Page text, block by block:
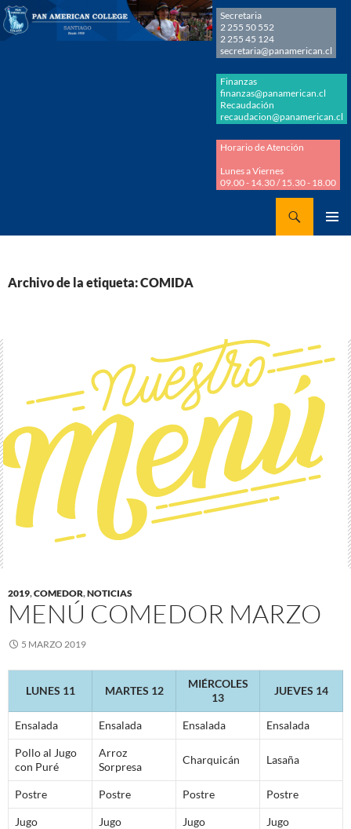
Secretaria
2 255 50 552
2 255 45 124
secretaria@panamerican.cl
Finanzas
finanzas@panamerican.cl
Recaudación
recaudacion@panamerican.cl
Horario de Atención
Lunes a Viernes
09.00 - 14.30 / 15.30 - 18.00
Archivo de la etiqueta: COMIDA
2019,COMEDOR,NOTICIAS
MENÚ COMEDOR MARZO
5 MARZO 2019
LUNES 11 MARTES 12
MIÉRCOLES
13
JUEVES 14
Ensalada Ensalada Ensalada Ensalada
Pollo al Jugo
con Puré
Arroz
Sorpresa
Charquicán Lasaña
Postre Postre Postre Postre
Jugo Jugo Jugo Jugo